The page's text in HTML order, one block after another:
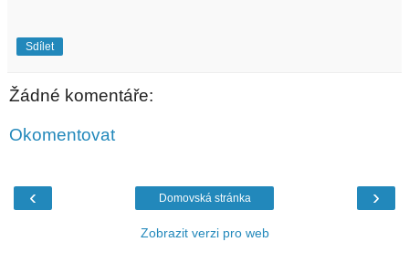
Sdílet
Žádné komentáře:
Okomentovat
‹ ›
Domovská stránka
Zobrazit verzi pro web